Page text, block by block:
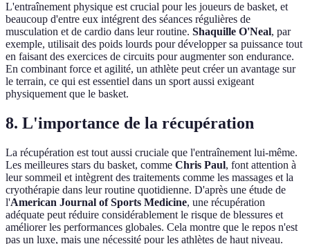
L'entraînement physique est crucial pour les joueurs de basket, et
beaucoup d'entre eux intégrent des séances régulières de
musculation et de cardio dans leur routine. Shaquille O'Neal, par
exemple, utilisait des poids lourds pour développer sa puissance tout
en faisant des exercices de circuits pour augmenter son endurance.
En combinant force et agilité, un athlète peut créer un avantage sur
le terrain, ce qui est essentiel dans un sport aussi exigeant
physiquement que le basket.
8. L'importance de la récupération
La récupération est tout aussi cruciale que l'entraînement lui-même.
Les meilleures stars du basket, comme Chris Paul, font attention à
leur sommeil et intègrent des traitements comme les massages et la
cryothérapie dans leur routine quotidienne. D'après une étude de
l'American Journal of Sports Medicine, une récupération
adéquate peut réduire considérablement le risque de blessures et
améliorer les performances globales. Cela montre que le repos n'est
pas un luxe, mais une nécessité pour les athlètes de haut niveau.